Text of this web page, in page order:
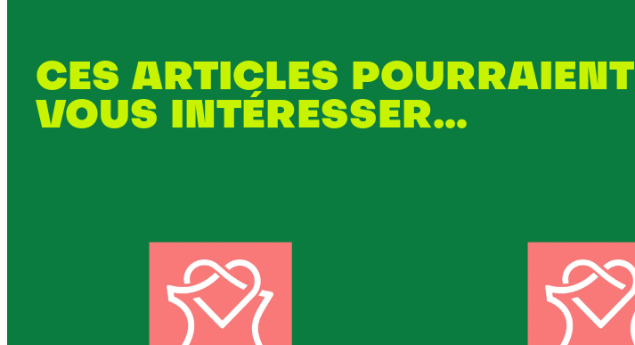
CES ARTICLES POURRAIENT
VOUS INTÉRESSER…